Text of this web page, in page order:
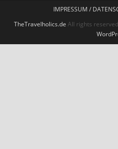
IMPRESSUM /
TheTravelholics.de All rights